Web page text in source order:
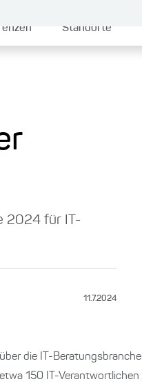
Standorte
2024 für IT-
11.7.2024
die IT-Beratungsbranche
150 IT-Verantwortlichen